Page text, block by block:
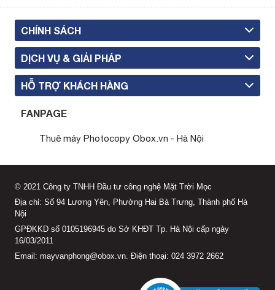
CHÍNH SÁCH
DỊCH VỤ & GIẢI PHÁP
HỖ TRỢ KHÁCH HÀNG
FANPAGE
Thuê máy Photocopy Obox.vn - Hà Nội
© 2021 Công ty TNHH Đầu tư công nghệ Mặt Trời Mọc
Địa chỉ: Số 94 Lương Yên, Phường Hai Bà Trưng, Thành phố Hà
Nội
GPĐKKD số 0105196945 do Sở KHĐT Tp. Hà Nội cấp ngày
16/03/2011
Email: mayvanphong@obox.vn. Điện thoại: 024 3972 2662